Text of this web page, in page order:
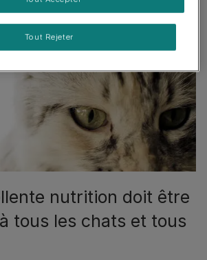
nutrition doit être
tous les chats et tous
Tout Rejeter